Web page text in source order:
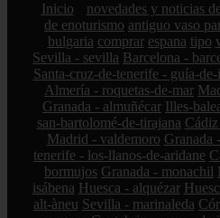
Inicio novedades y noticias
de enoturismo antiguo vaso
bulgaria comprar espana tipo
Sevilla - sevilla Barcelona -
Santa-cruz-de-tenerife - guía-de-
Almería - roquetas-de-mar
Granada - almuñécar Illes-
san-bartolomé-de-tirajana
Madrid - valdemoro Granada
tenerife - los-llanos-de-aridane
bormujos Granada - monachil
isábena Huesca - alquézar
alt-àneu Sevilla - marinaleda